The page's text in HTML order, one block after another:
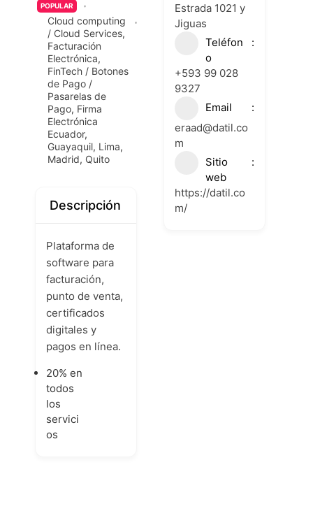
POPULAR
Cloud computing
/ Cloud Services,
Facturación
Electrónica,
FinTech / Botones
de Pago /
Pasarelas de
Pago, Firma
Electrónica
Ecuador,
Guayaquil, Lima,
Madrid, Quito
Descripción
Plataforma de
software para
facturación,
punto de venta,
certificados
digitales y
pagos en línea.
20% en
todos
los
servici
os
Estrada 1021 y
Jiguas
Teléfon
o
+593 99 028
9327
Email
eraad@datil.co
m
Sitio
web
https://datil.co
m/